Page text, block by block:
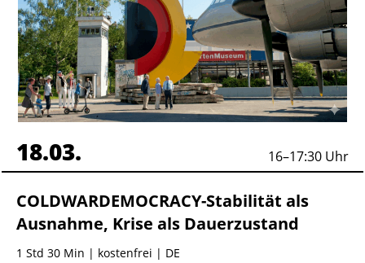
18.03. 16–17:30 Uhr
COLDWARDEMOCRACY-Stabilität als
Ausnahme, Krise als Dauerzustand
1 Std 30 Min | kostenfrei | DE